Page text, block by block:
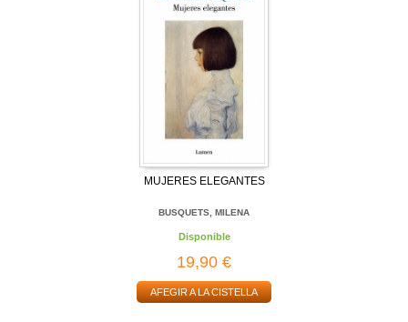
MUJERES ELEGANTES
BUSQUETS, MILENA
Disponible
19,90 €
AFEGIR A LA CISTELLA